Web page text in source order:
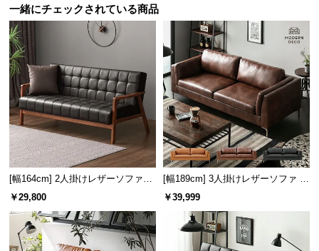
ブ
ロ
グ
企
業
情
報
ソファの座り心地について
固めのソファのメリット
一緒にチェックされている商品
[幅164cm] 2人掛けレザーソファー
木製フレーム
￥29,800
[幅189cm] 3人掛けレザーソファ モ
ダン ヴィンテージ スクエアフォル
￥39,999